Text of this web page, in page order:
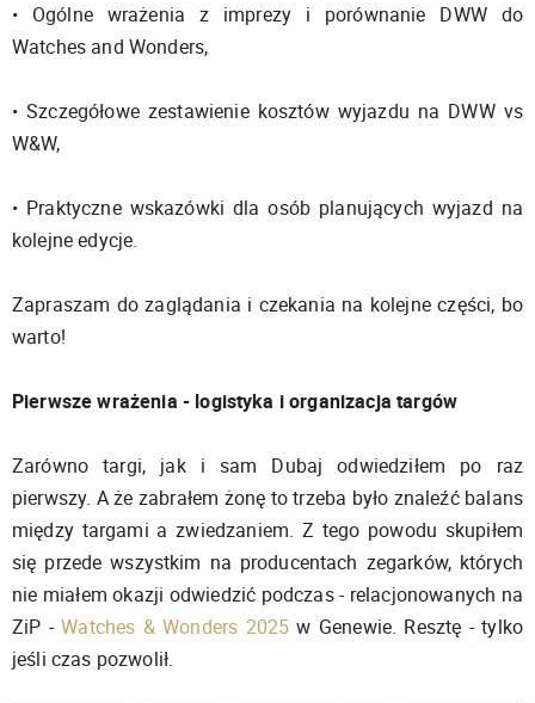
• Ogólne wrażenia z imprezy i porównanie DWW do
Watches and Wonders,
• Szczegółowe zestawienie kosztów wyjazdu na DWW vs
W&W,
• Praktyczne wskazówki dla osób planujących wyjazd na
kolejne edycje.
Zapraszam do zaglądania i czekania na kolejne części, bo
warto!
Pierwsze wrażenia - logistyka i organizacja targów
Zarówno targi, jak i sam Dubaj odwiedziłem po raz
pierwszy. A że zabrałem żonę to trzeba było znaleźć balans
między targami a zwiedzaniem. Z tego powodu skupiłem
się przede wszystkim na producentach zegarków, których
nie miałem okazji odwiedzić podczas - relacjonowanych na
ZiP -Watches & Wonders 2025 w Genewie. Resztę - tylko
jeśli czas pozwolił.